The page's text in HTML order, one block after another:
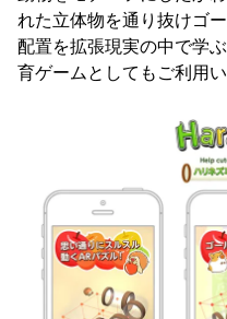
れた立体物を通り抜けゴ
配置を拡張現実の中で学
育ゲームとしてもご利用い